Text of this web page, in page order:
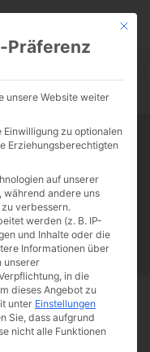
-:--
Katholizismus
Kirche
Mit
Präferenz
unsere Website weiter
Einwilligung zu optionalen
Erziehungsberechtigten
auf unserer
während andere uns
verbessern.
werden (z. B. IP-
und Inhalte oder die
Informationen über
unserer
in die
dieses Angebot zu
unter Einstellungen
Sie, dass aufgrund
nicht alle Funktionen